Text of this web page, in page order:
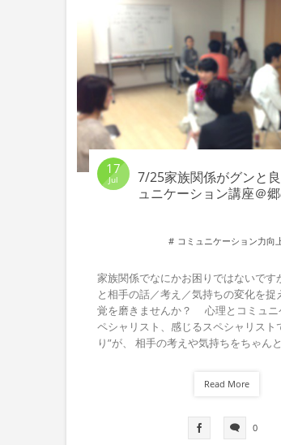
17
Jul
7/25家族関係がグンと
ュニケーション講座＠
コミュニケーション力向
家族関係でなにかお困りではないです
と相手の話／考え／気持ちの変化を捉
覚を磨きませんか？ 心理とコミュニ
ペシャリスト、感じるスペシャリスト
り”が、 相手の考えや気持ちをちゃん
Read More
0